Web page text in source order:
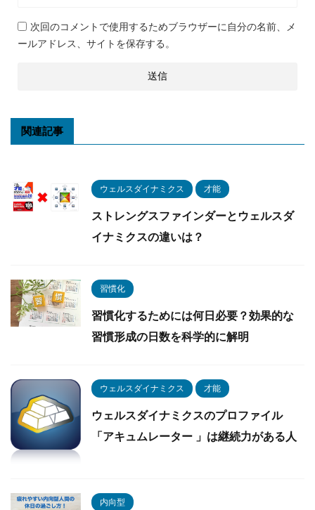
次回のコメントで使用するためブラウザーに自分の名前、メ
ールアドレス、サイトを保存する。
関連記事
ウェルスダイナミクス 才能
ストレングスファインダーとウェルスダ
イナミクスの違いは？
習慣化
習慣化するためには何日必要？効果的な
習慣形成の日数を科学的に解明
ウェルスダイナミクス 才能
ウェルスダイナミクスのプロファイル
「アキュムレーター 」は継続力がある人
内向型